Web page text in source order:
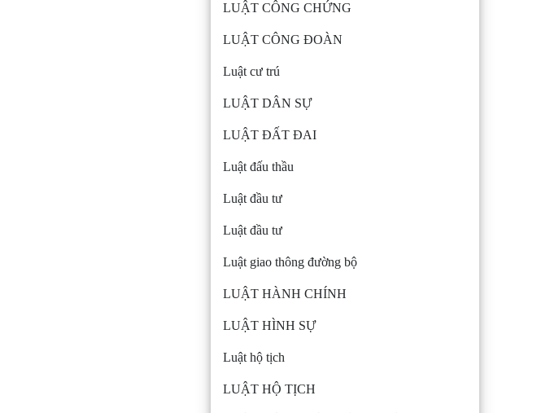
LUẬT CÔNG CHỨNG
LUẬT CÔNG ĐOÀN
Luật cư trú
LUẬT DÂN SỰ
LUẬT ĐẤT ĐAI
Luật đấu thầu
Luật đầu tư
Luật đầu tư
Luật giao thông đường bộ
LUẬT HÀNH CHÍNH
LUẬT HÌNH SỰ
Luật hộ tịch
LUẬT HỘ TỊCH